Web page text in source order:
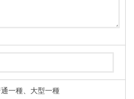
通一種、大型一種